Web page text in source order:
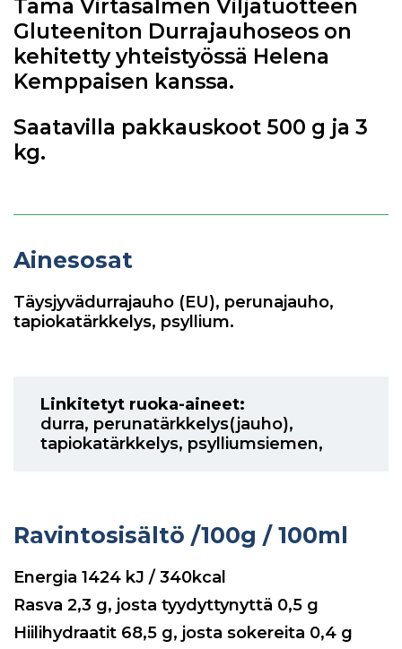
Tämä Virtasalmen Viljatuotteen
Gluteeniton Durrajauhoseos on
kehitetty yhteistyössä Helena
Kemppaisen kanssa.
Saatavilla pakkauskoot 500 g ja 3
kg.
Ainesosat
Täysjyvädurrajauho (EU), perunajauho,
tapiokatärkkelys, psyllium.
Linkitetyt ruoka-aineet:
durra, perunatärkkelys(jauho),
tapiokatärkkelys, psylliumsiemen,
Ravintosisältö /100g / 100ml
Energia 1424 kJ / 340kcal
Rasva 2,3 g, josta tyydyttynyttä 0,5 g
Hiilihydraatit 68,5 g, josta sokereita 0,4 g